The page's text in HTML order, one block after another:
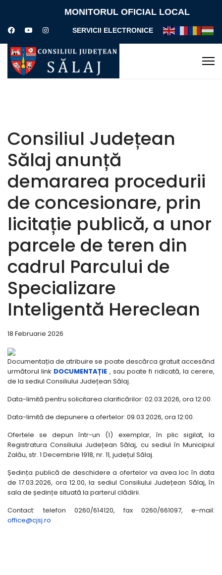
MONITORUL OFICIAL LOCAL
SERVICII ELECTRONICE
Consiliul Județean
Sălaj anunță
demararea procedurii
de concesionare, prin
licitație publică, a unor
parcele de teren din
cadrul Parcului de
Specializare
Inteligentă Hereclean
18 Februarie 2026
Documentația de atribuire se poate descărca gratuit accesând
următorul link DOCUMENTAȚIE , sau poate fi ridicată, la cerere,
de la sediul Consiliului Județean Sălaj.
Data-limită pentru solicitarea clarificărilor: 02.03.2026, ora 12:00.
Data-limită de depunere a ofertelor: 09.03.2026, ora 12:00.
Ofertele se depun într-un (1) exemplar, în plic sigilat, la
Registratura Consiliului Județean Sălaj, cu sediul în Municipiul
Zalău, str. 1 Decembrie 1918, nr. 11, județul Sălaj.
Ședința publică de deschidere a ofertelor va avea loc în data
de 17.03.2026, ora 12.00, la sediul Consiliului Județean Sălaj, în
sala de ședințe situată la parterul clădirii.
Contact: telefon 0260/614120, fax 0260/661097, e-mail:
office@cjsj.ro